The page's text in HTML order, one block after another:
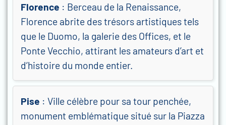
Florence : Berceau de la Renaissance,
Florence abrite des trésors artistiques tels
que le Duomo, la galerie des Offices, et le
Ponte Vecchio, attirant les amateurs d’art et
d’histoire du monde entier.
Pise : Ville célèbre pour sa tour penchée,
monument emblématique situé sur la Piazza